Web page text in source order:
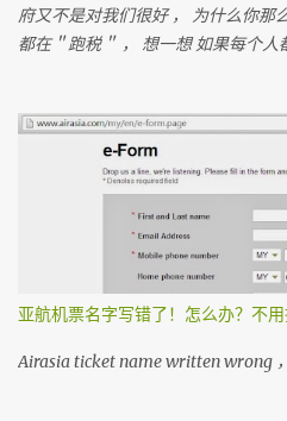
府又不是对我们很好 ， 为什么你那
都在＂跑税＂ ， 想一想 如果每个人
亚航机票名字写错了！怎么办？不用
Airasia ticket name written wrong